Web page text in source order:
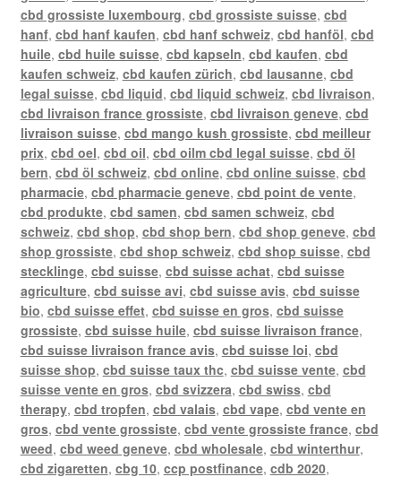
cbd grossiste luxembourg, cbd grossiste suisse, cbd
hanf, cbd hanf kaufen, cbd hanf schweiz, cbd hanföl, cbd
huile, cbd huile suisse, cbd kapseln, cbd kaufen, cbd
kaufen schweiz, cbd kaufen zürich, cbd lausanne, cbd
legal suisse, cbd liquid, cbd liquid schweiz, cbd livraison,
cbd livraison france grossiste, cbd livraison geneve, cbd
livraison suisse, cbd mango kush grossiste, cbd meilleur
prix, cbd oel, cbd oil, cbd oilm cbd legal suisse, cbd öl
bern, cbd öl schweiz, cbd online, cbd online suisse, cbd
pharmacie, cbd pharmacie geneve, cbd point de vente,
cbd produkte, cbd samen, cbd samen schweiz, cbd
schweiz, cbd shop, cbd shop bern, cbd shop geneve, cbd
shop grossiste, cbd shop schweiz, cbd shop suisse, cbd
stecklinge, cbd suisse, cbd suisse achat, cbd suisse
agriculture, cbd suisse avi, cbd suisse avis, cbd suisse
bio, cbd suisse effet, cbd suisse en gros, cbd suisse
grossiste, cbd suisse huile, cbd suisse livraison france,
cbd suisse livraison france avis, cbd suisse loi, cbd
suisse shop, cbd suisse taux thc, cbd suisse vente, cbd
suisse vente en gros, cbd svizzera, cbd swiss, cbd
therapy, cbd tropfen, cbd valais, cbd vape, cbd vente en
gros, cbd vente grossiste, cbd vente grossiste france, cbd
weed, cbd weed geneve, cbd wholesale, cbd winterthur,
cbd zigaretten, cbg 10, ccp postfinance, cdb 2020,